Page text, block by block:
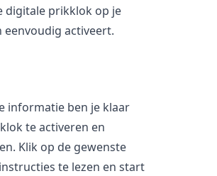
digitale prikklok op je
activeert.
informatie ben je klaar
te activeren en
Klik op de gewenste
te lezen en start